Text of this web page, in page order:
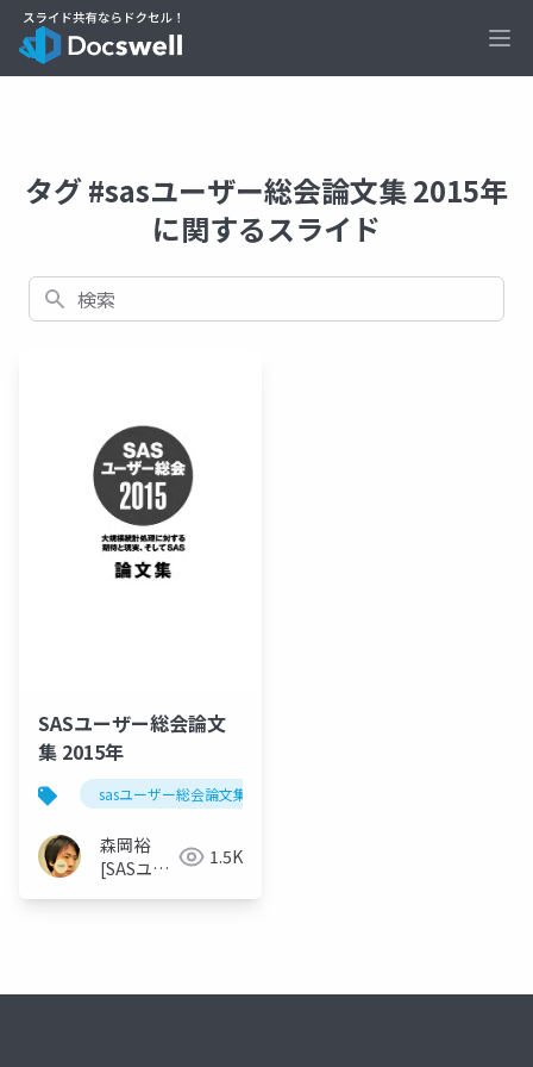
タグ #sasユーザー総会論文集 2015年
に関するスライド
検索
SASユーザー総会論文
集 2015年
sasユーザー総会論文集 2015年
森岡裕
[SASユー
1.5K